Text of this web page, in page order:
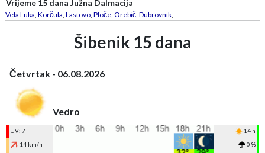
Vrijeme 15 dana Južna Dalmacija
Vela Luka, Korčula, Lastovo, Ploče, Orebič, Dubrovnik,
Šibenik 15 dana
Četvrtak - 06.08.2026
Vedro
UV: 7
14 h
14 km/h
0 %